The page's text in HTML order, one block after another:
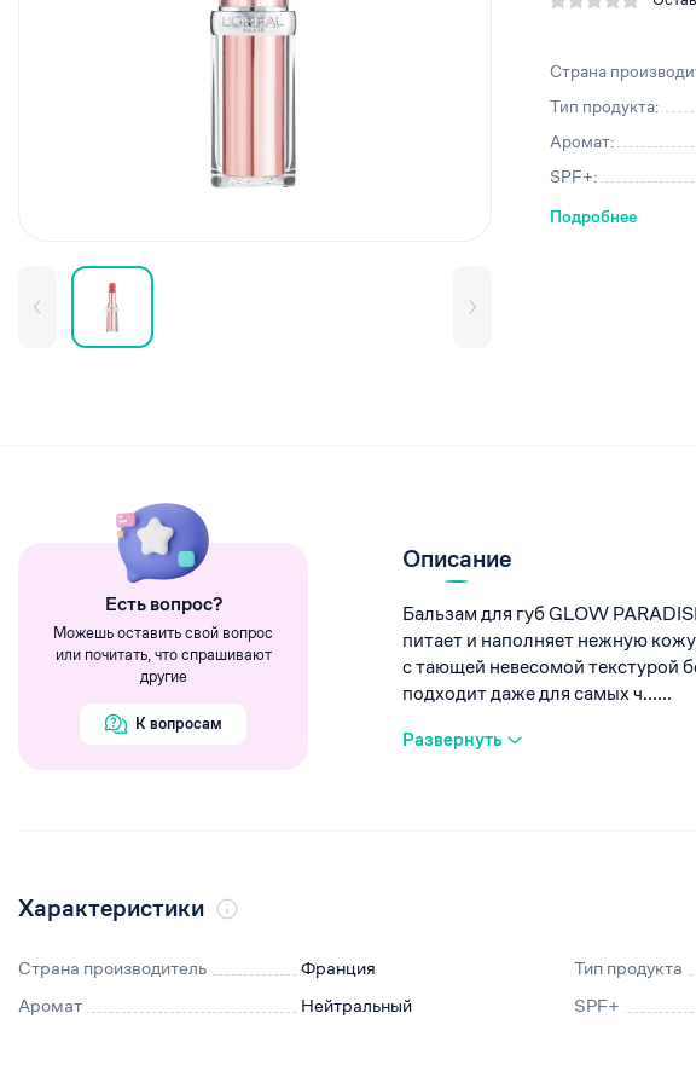
Страна
Тип продукта:
Аромат:
SPF+:
Подробнее
Eсть вопрос?
Можешь оставить свой вопрос
или почитать, что спрашивают
другие
К вопросам
Описание
Бальзам для губ GLOW
питает и наполняет нежную
с тающей невесомой текстурой
подходит даже для самых ч......
Развернуть
Характеристики
Страна производитель Франция Тип продукта
Аромат
Нейтральный SPF+